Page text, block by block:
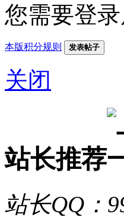
您需要登
本版积分规则 发表帖子
关闭
站长推荐
站长QQ：